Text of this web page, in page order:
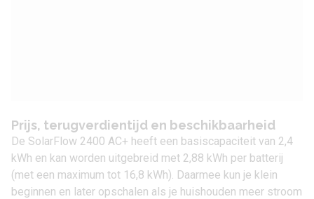
Prijs, terugverdientijd en beschikbaarheid
De SolarFlow 2400 AC+ heeft een basiscapaciteit van 2,4
kWh en kan worden uitgebreid met 2,88 kWh per batterij
(met een maximum tot 16,8 kWh). Daarmee kun je klein
beginnen en later opschalen als je huishouden meer stroom